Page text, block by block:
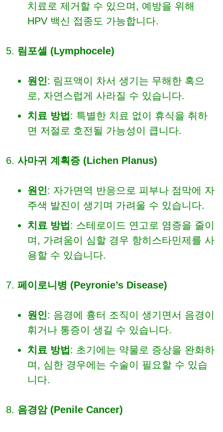
치료로 제거할 수 있으며, 예방을 위해
HPV 백신 접종도 가능합니다.
림포셀 (Lymphocele)
원인: 림프액이 차서 생기는 무해한 혹으
로, 자연스럽게 사라질 수 있습니다.
치료 방법 : 특별한 치료 없이 휴식을 취하
면 저절로 호전될 가능성이 큽니다.
사마귀 계획증 (Lichen Planus)
원인: 자가면역 반응으로 피부나 점막에 자
주색 발진이 생기며 가려울 수 있습니다.
치료 방법 : 스테로이드 연고로 염증을 줄이
며, 가려움이 심할 경우 항히스타민제를 사
용할 수 있습니다.
페이로니병 (Peyronie’s Disease)
원인: 음경에 흉터 조직이 생기면서 음경이
휘거나 통증이 생길 수 있습니다.
치료 방법 : 초기에는 약물로 증상을 완화하
며, 심한 경우에는 수술이 필요할 수 있습
니다.
음경암 (Penile Cancer)